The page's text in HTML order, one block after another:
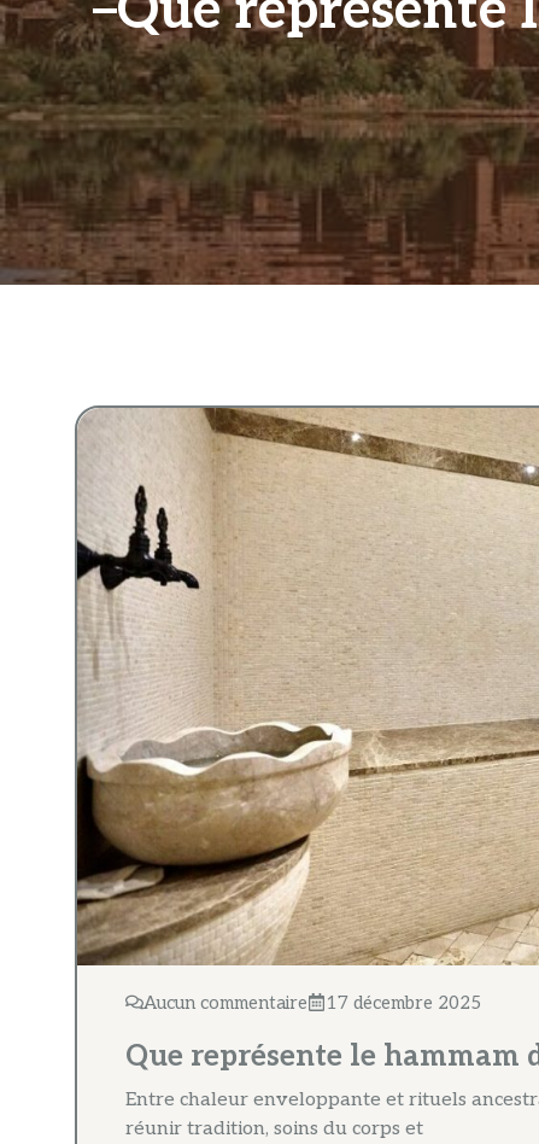
Aucun commentaire 17 décembre 2025
Que représente le
Entre chaleur enveloppante et rituels
réunir tradition, soins du corps et